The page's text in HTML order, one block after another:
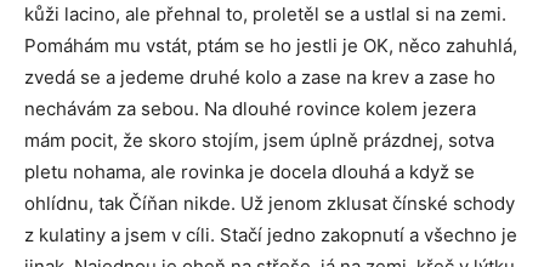
kůži lacino, ale přehnal to, proletěl se a ustlal si na zemi.
Pomáhám mu vstát, ptám se ho jestli je OK, něco zahuhlá,
zvedá se a jedeme druhé kolo a zase na krev a zase ho
nechávám za sebou. Na dlouhé rovince kolem jezera
mám pocit, že skoro stojím, jsem úplně prázdnej, sotva
pletu nohama, ale rovinka je docela dlouhá a když se
ohlídnu, tak Číňan nikde. Už jenom zklusat čínské schody
z kulatiny a jsem v cíli. Stačí jedno zakopnutí a všechno je